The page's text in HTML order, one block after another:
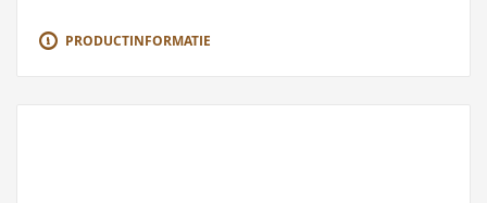
PRODUCTINFORMATIE